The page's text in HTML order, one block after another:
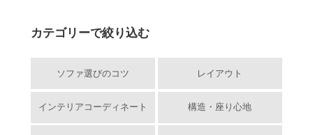
カテゴリーで絞り込む
ソファ選びのコツ レイアウト
インテリアコーディネート 構造・座り心地